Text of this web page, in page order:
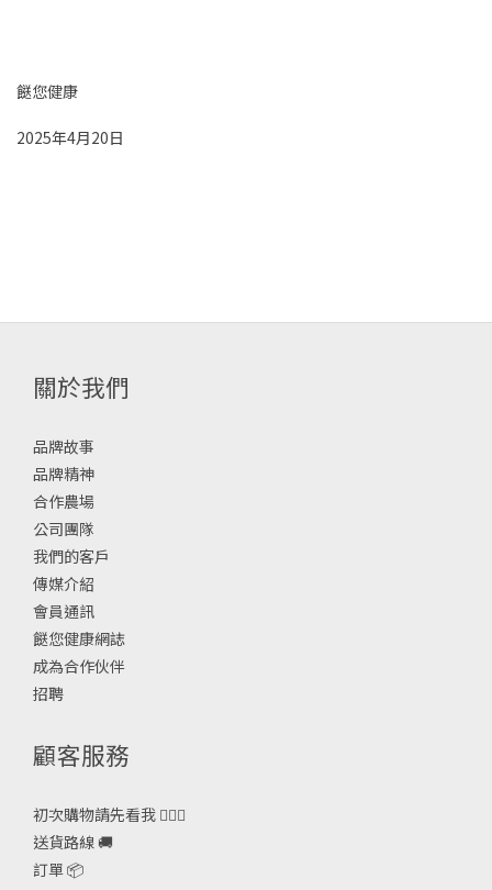
餸您健康
2025年4月20日
關於我們
品牌故事
品牌精神
合作農場
公司團隊
我們的客戶
傳媒介紹
會員通訊
餸您健康網誌
成為合作伙伴
招聘
顧客服務
初次購物請先看我 🙋🏻‍♀️
送貨路線 🚚
訂單 📦